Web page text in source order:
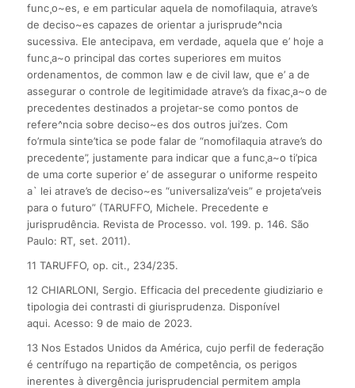
func¸o~es, e em particular aquela de nomofilaquia, atrave’s
de deciso~es capazes de orientar a jurisprude^ncia
sucessiva. Ele antecipava, em verdade, aquela que e’ hoje a
func¸a~o principal das cortes superiores em muitos
ordenamentos, de common law e de civil law, que e’ a de
assegurar o controle de legitimidade atrave’s da fixac¸a~o de
precedentes destinados a projetar-se como pontos de
refere^ncia sobre deciso~es dos outros jui’zes. Com
fo’rmula sinte’tica se pode falar de “nomofilaquia atrave’s do
precedente”, justamente para indicar que a func¸a~o ti’pica
de uma corte superior e’ de assegurar o uniforme respeito
a` lei atrave’s de deciso~es “universaliza’veis” e projeta’veis
para o futuro” (TARUFFO, Michele. Precedente e
jurisprudência. Revista de Processo. vol. 199. p. 146. São
Paulo: RT, set. 2011).
11 TARUFFO, op. cit., 234/235.
12 CHIARLONI, Sergio. Efficacia del precedente giudiziario e
tipologia dei contrasti di giurisprudenza. Disponível
aqui. Acesso: 9 de maio de 2023.
13 Nos Estados Unidos da América, cujo perfil de federação
é centrífugo na repartição de competência, os perigos
inerentes à divergência jurisprudencial permitem ampla